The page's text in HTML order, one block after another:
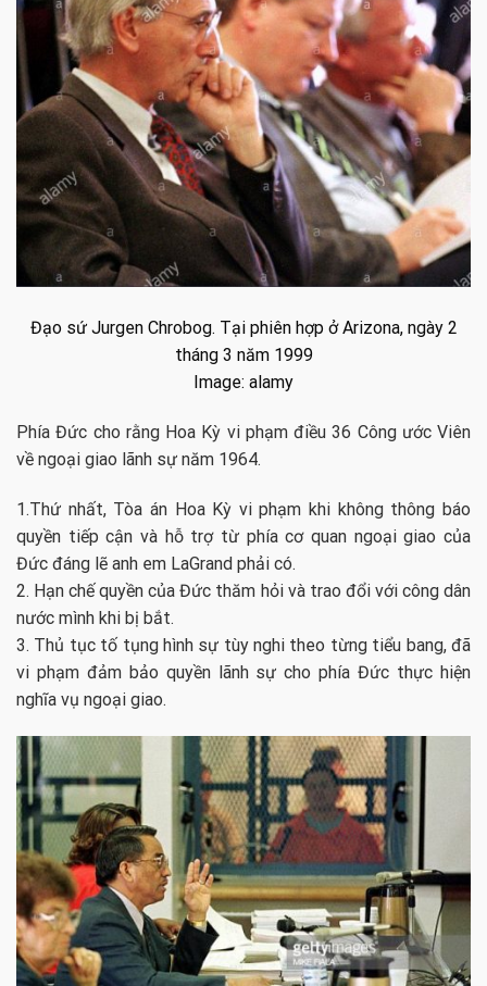
Đạo sứ Jurgen Chrobog. Tại phiên hợp ở Arizona, ngày 2
tháng 3 năm 1999
Image: alamy
Phía Đức cho rằng Hoa Kỳ vi phạm điều 36 Công ước Viên
về ngoại giao lãnh sự năm 1964.
1.Thứ nhất, Tòa án Hoa Kỳ vi phạm khi không thông báo
quyền tiếp cận và hỗ trợ từ phía cơ quan ngoại giao của
Đức đáng lẽ anh em LaGrand phải có.
2. Hạn chế quyền của Đức thăm hỏi và trao đổi với công dân
nước mình khi bị bắt.
3. Thủ tục tố tụng hình sự tùy nghi theo từng tiểu bang, đã
vi phạm đảm bảo quyền lãnh sự cho phía Đức thực hiện
nghĩa vụ ngoại giao.